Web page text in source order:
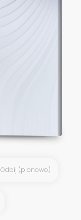
Odbij (pionowo)